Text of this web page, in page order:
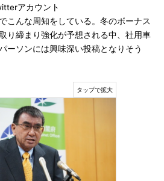
アカウント
こんな周知をしている。冬のボーナス
り締まり強化が予想される中、社用車
ーソンには興味深い投稿となりそう